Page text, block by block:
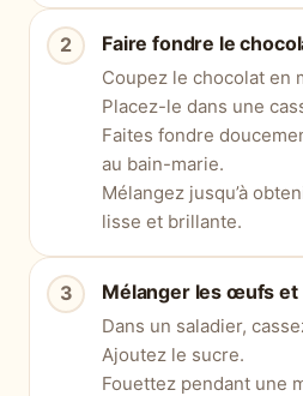
Faire fondre le
Coupez le chocolat en
Placez-le dans une
Faites fondre
au bain-marie.
Mélangez jusqu’à
lisse et brillante.
Mélanger les œufs et
Dans un saladier,
Ajoutez le sucre.
Fouettez pendant une